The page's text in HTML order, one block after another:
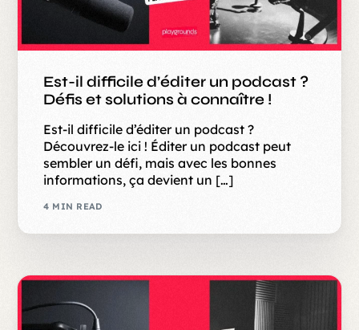
Est-il difficile d’éditer un podcast ?
Défis et solutions à connaître !
Est-il difficile d’éditer un podcast ?
Découvrez-le ici ! Éditer un podcast peut
sembler un défi, mais avec les bonnes
informations, ça devient un […]
4 MIN READ